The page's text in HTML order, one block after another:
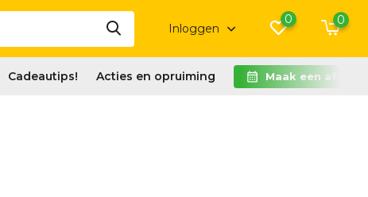
Inloggen
0 0
Cadeautips! Acties en opruiming Maak een